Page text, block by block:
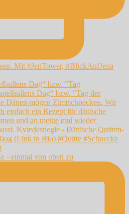
Dag“ bzw. "Tag
- einmal von oben zu